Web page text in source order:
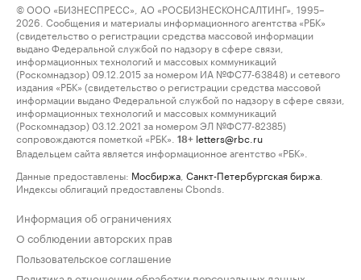
© ООО «БИЗНЕСПРЕСС», АО «РОСБИЗНЕСКОНСАЛТИНГ», 1995–
2026. Сообщения и материалы информационного агентства «РБК»
(свидетельство о регистрации средства массовой информации
выдано Федеральной службой по надзору в сфере связи,
информационных технологий и массовых коммуникаций
(Роскомнадзор) 09.12.2015 за номером ИА №ФС77-63848) и сетевого
издания «РБК» (свидетельство о регистрации средства массовой
информации выдано Федеральной службой по надзору в сфере связи,
информационных технологий и массовых коммуникаций
(Роскомнадзор) 03.12.2021 за номером ЭЛ №ФС77-82385)
сопровождаются пометкой «РБК».
18+ letters@rbc.ru
Владельцем сайта является информационное агентство «РБК».
Данные предоставлены: Мосбиржа Санкт-Петербургская биржа
Индексы облигаций предоставлены Cbonds.
Информация об ограничениях
О соблюдении авторских прав
Пользовательское соглашение